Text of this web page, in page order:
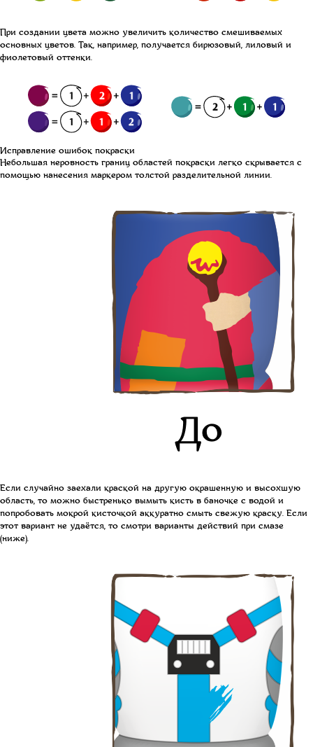
При создании цвета можно увеличить количество смешиваемых
основных цветов. Так, например, получается бирюзовый, лиловый и
фиолетовый оттенки.
Исправление ошибок покраски
Небольшая неровность границ областей покраски легко скрывается с
помощью нанесения маркером толстой разделительной линии.
Если случайно заехали краской на другую окрашенную и высохшую
область, то можно быстренько вымыть кисть в баночке с водой и
попробовать мокрой кисточкой аккуратно смыть свежую краску. Если
этот вариант не удаётся, то смотри варианты действий при смазе
(ниже).